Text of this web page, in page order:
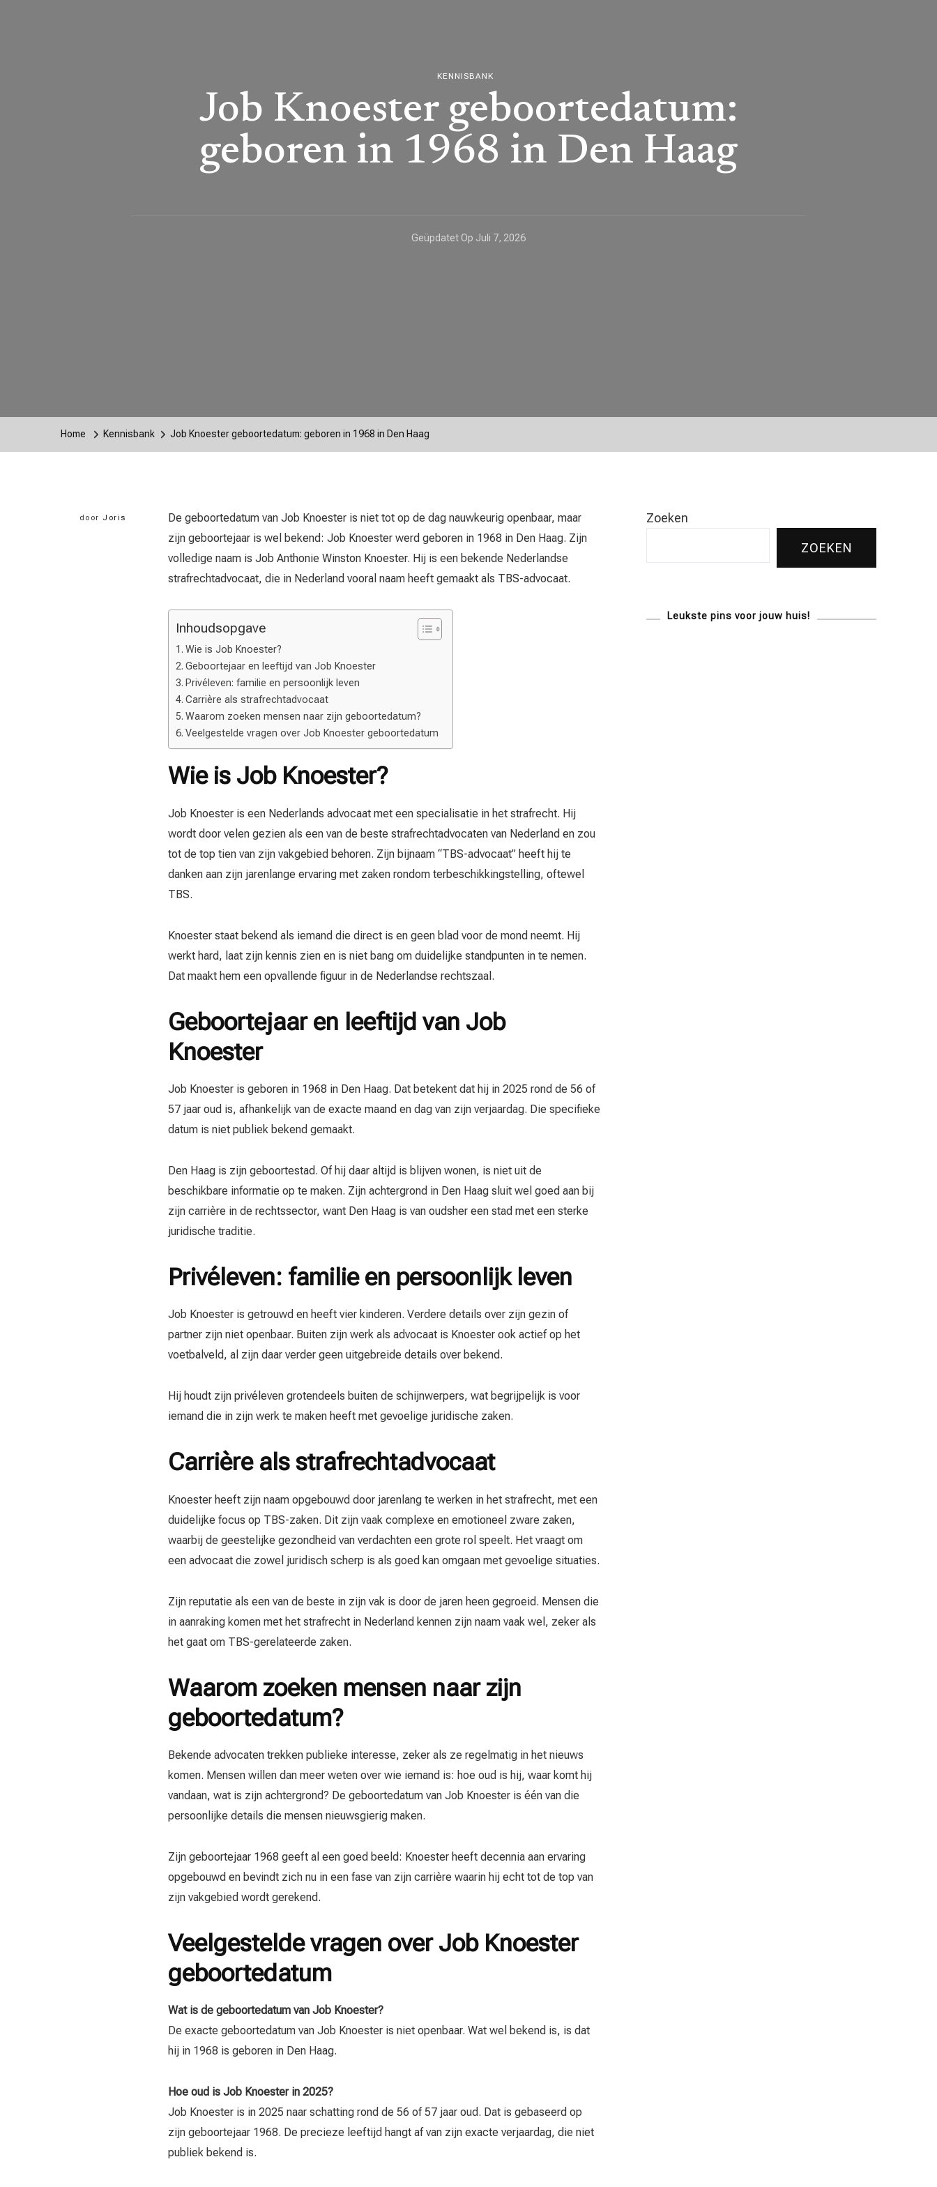
KENNISBANK
Job Knoester geboortedatum:
geboren in 1968 in Den Haag
Geüpdatet Op Juli 7, 2026
Home Kennisbank Job Knoester geboortedatum: geboren in 1968 in Den Haag
door Joris
De geboortedatum van Job Knoester is niet tot op de dag nauwkeurig openbaar, maar
zijn geboortejaar is wel bekend: Job Knoester werd geboren in 1968 in Den Haag. Zijn
volledige naam is Job Anthonie Winston Knoester. Hij is een bekende Nederlandse
strafrechtadvocaat, die in Nederland vooral naam heeft gemaakt als TBS-advocaat.
Inhoudsopgave
Wie is Job Knoester?
Geboortejaar en leeftijd van Job Knoester
Privéleven: familie en persoonlijk leven
Carrière als strafrechtadvocaat
Waarom zoeken mensen naar zijn geboortedatum?
Veelgestelde vragen over Job Knoester geboortedatum
Wie is Job Knoester?
Job Knoester is een Nederlands advocaat met een specialisatie in het strafrecht. Hij
wordt door velen gezien als een van de beste strafrechtadvocaten van Nederland en zou
tot de top tien van zijn vakgebied behoren. Zijn bijnaam “TBS-advocaat” heeft hij te
danken aan zijn jarenlange ervaring met zaken rondom terbeschikkingstelling, oftewel
TBS.
Knoester staat bekend als iemand die direct is en geen blad voor de mond neemt. Hij
werkt hard, laat zijn kennis zien en is niet bang om duidelijke standpunten in te nemen.
Dat maakt hem een opvallende figuur in de Nederlandse rechtszaal.
Geboortejaar en leeftijd van Job
Knoester
Job Knoester is geboren in 1968 in Den Haag. Dat betekent dat hij in 2025 rond de 56 of
57 jaar oud is, afhankelijk van de exacte maand en dag van zijn verjaardag. Die specifieke
datum is niet publiek bekend gemaakt.
Den Haag is zijn geboortestad. Of hij daar altijd is blijven wonen, is niet uit de
beschikbare informatie op te maken. Zijn achtergrond in Den Haag sluit wel goed aan bij
zijn carrière in de rechtssector, want Den Haag is van oudsher een stad met een sterke
juridische traditie.
Privéleven: familie en persoonlijk leven
Job Knoester is getrouwd en heeft vier kinderen. Verdere details over zijn gezin of
partner zijn niet openbaar. Buiten zijn werk als advocaat is Knoester ook actief op het
voetbalveld, al zijn daar verder geen uitgebreide details over bekend.
Hij houdt zijn privéleven grotendeels buiten de schijnwerpers, wat begrijpelijk is voor
iemand die in zijn werk te maken heeft met gevoelige juridische zaken.
Carrière als strafrechtadvocaat
Knoester heeft zijn naam opgebouwd door jarenlang te werken in het strafrecht, met een
duidelijke focus op TBS-zaken. Dit zijn vaak complexe en emotioneel zware zaken,
waarbij de geestelijke gezondheid van verdachten een grote rol speelt. Het vraagt om
een advocaat die zowel juridisch scherp is als goed kan omgaan met gevoelige situaties.
Zijn reputatie als een van de beste in zijn vak is door de jaren heen gegroeid. Mensen die
in aanraking komen met het strafrecht in Nederland kennen zijn naam vaak wel, zeker als
het gaat om TBS-gerelateerde zaken.
Waarom zoeken mensen naar zijn
geboortedatum?
Bekende advocaten trekken publieke interesse, zeker als ze regelmatig in het nieuws
komen. Mensen willen dan meer weten over wie iemand is: hoe oud is hij, waar komt hij
vandaan, wat is zijn achtergrond? De geboortedatum van Job Knoester is één van die
persoonlijke details die mensen nieuwsgierig maken.
Zijn geboortejaar 1968 geeft al een goed beeld: Knoester heeft decennia aan ervaring
opgebouwd en bevindt zich nu in een fase van zijn carrière waarin hij echt tot de top van
zijn vakgebied wordt gerekend.
Veelgestelde vragen over Job Knoester
geboortedatum
Wat is de geboortedatum van Job Knoester?
De exacte geboortedatum van Job Knoester is niet openbaar. Wat wel bekend is, is dat
hij in 1968 is geboren in Den Haag.
Hoe oud is Job Knoester in 2025?
Job Knoester is in 2025 naar schatting rond de 56 of 57 jaar oud. Dat is gebaseerd op
zijn geboortejaar 1968. De precieze leeftijd hangt af van zijn exacte verjaardag, die niet
publiek bekend is.
Zoeken
ZOEKEN
Leukste pins voor jouw huis!